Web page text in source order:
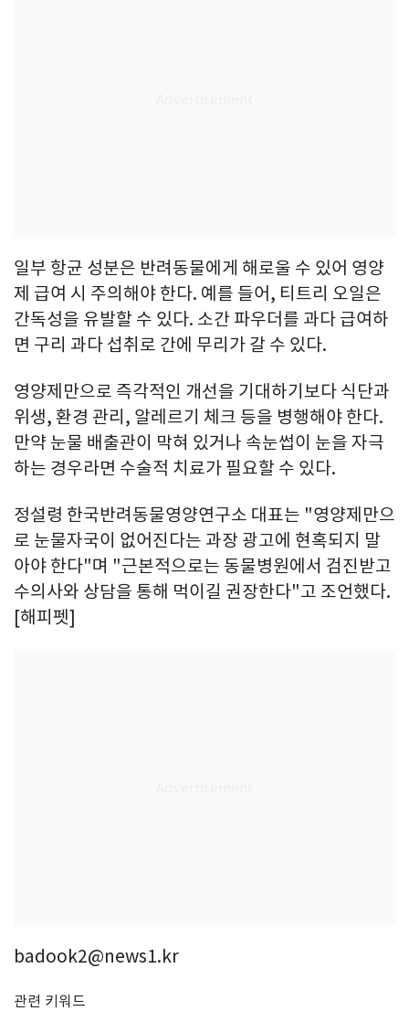
일부 항균 성분은 반려동물에게 해로울 수 있어 영양
제 급여 시 주의해야 한다. 예를 들어, 티트리 오일은
간독성을 유발할 수 있다. 소간 파우더를 과다 급여하
면 구리 과다 섭취로 간에 무리가 갈 수 있다.
영양제만으로 즉각적인 개선을 기대하기보다 식단과
위생, 환경 관리, 알레르기 체크 등을 병행해야 한다.
만약 눈물 배출관이 막혀 있거나 속눈썹이 눈을 자극
하는 경우라면 수술적 치료가 필요할 수 있다.
정설령 한국반려동물영양연구소 대표는 "영양제만으
로 눈물자국이 없어진다는 과장 광고에 현혹되지 말
아야 한다"며 "근본적으로는 동물병원에서 검진받고
수의사와 상담을 통해 먹이길 권장한다"고 조언했다.
[해피펫]
badook2@news1.kr
관련 키워드